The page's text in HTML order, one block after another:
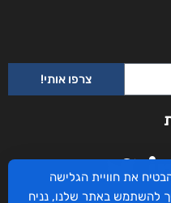
צרפו אותי!
את חוויית הגלישה
להשתמש באתר שלנו, נניח